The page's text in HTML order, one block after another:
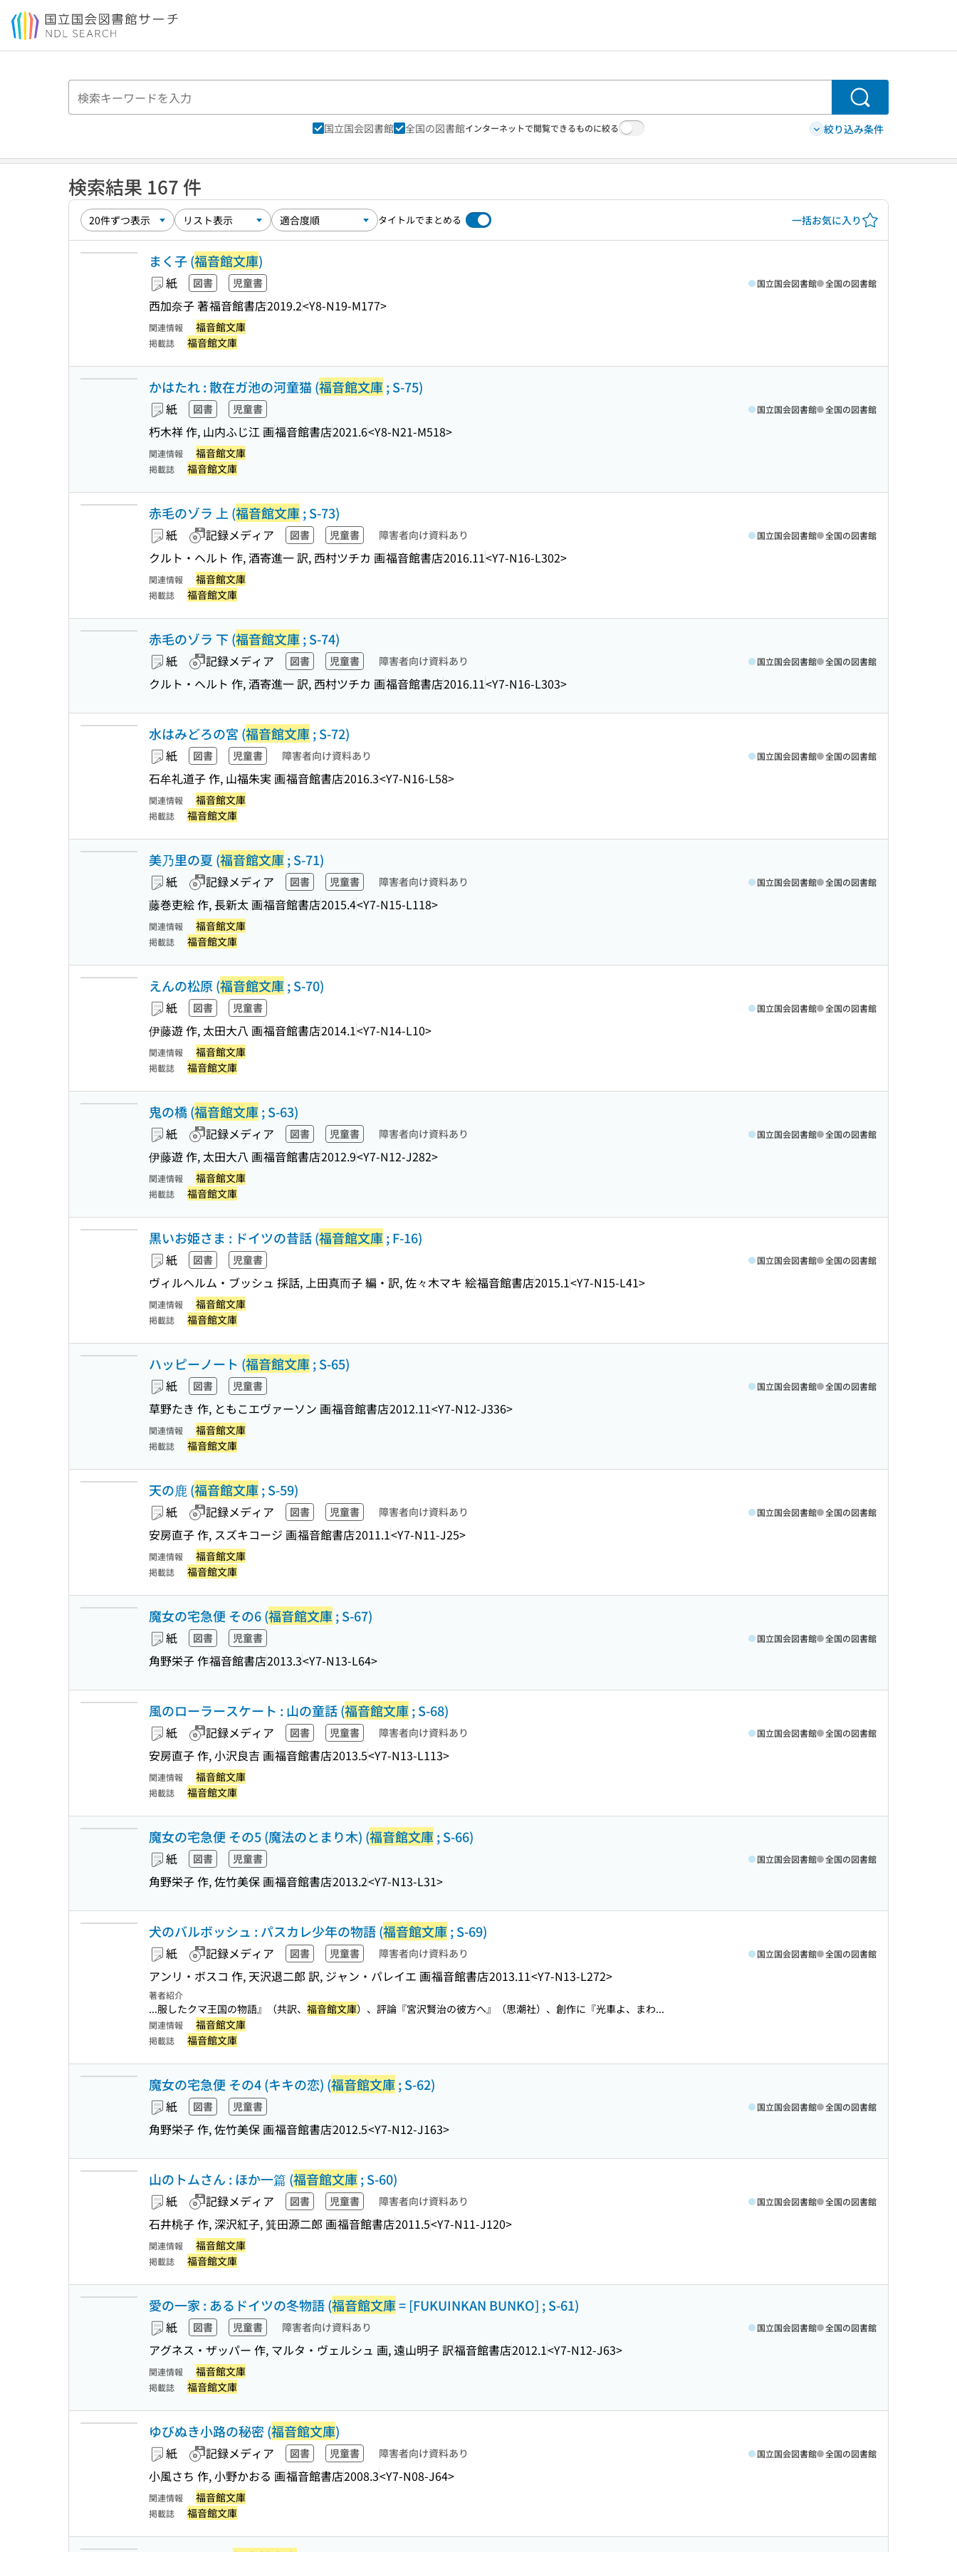
本文へ移動
検索
国立国会図書館 全国の図書館インターネットで閲覧できるものに絞る 絞り込み条件
検索結果 167 件
タイトルでまとめる 一括お気に入り
まく子 (福音館文庫)
紙 図書 児童書
西加奈子 著福音館書店2019.2<Y8-N19-M177>
国立国会図書館 全国の図書館
関連情報 福音館文庫
掲載誌 福音館文庫
かはたれ : 散在ガ池の河童猫 (福音館文庫; S-75)
紙 図書 児童書
朽木祥 作, 山内ふじ江 画福音館書店2021.6<Y8-N21-M518>
国立国会図書館 全国の図書館
関連情報 福音館文庫
掲載誌 福音館文庫
赤毛のゾラ 上 (福音館文庫; S-73)
紙 記録メディア 図書 児童書 障害者向け資料あり
クルト・ヘルト 作, 酒寄進一 訳, 西村ツチカ 画福音館書店2016.11<Y7-N16-L302>
国立国会図書館 全国の図書館
関連情報 福音館文庫
掲載誌 福音館文庫
赤毛のゾラ 下 (福音館文庫; S-74)
紙 記録メディア 図書 児童書 障害者向け資料あり
クルト・ヘルト 作, 酒寄進一 訳, 西村ツチカ 画福音館書店2016.11<Y7-N16-L303>
国立国会図書館 全国の図書館
水はみどろの宮 (福音館文庫; S-72)
紙 図書 児童書 障害者向け資料あり
石牟礼道子 作, 山福朱実 画福音館書店2016.3<Y7-N16-L58>
国立国会図書館 全国の図書館
関連情報 福音館文庫
掲載誌 福音館文庫
美乃里の夏 (福音館文庫; S-71)
紙 記録メディア 図書 児童書 障害者向け資料あり
藤巻吏絵 作, 長新太 画福音館書店2015.4<Y7-N15-L118>
国立国会図書館 全国の図書館
関連情報 福音館文庫
掲載誌 福音館文庫
えんの松原 (福音館文庫; S-70)
紙 図書 児童書
伊藤遊 作, 太田大八 画福音館書店2014.1<Y7-N14-L10>
国立国会図書館 全国の図書館
関連情報 福音館文庫
掲載誌 福音館文庫
鬼の橋 (福音館文庫; S-63)
紙 記録メディア 図書 児童書 障害者向け資料あり
伊藤遊 作, 太田大八 画福音館書店2012.9<Y7-N12-J282>
国立国会図書館 全国の図書館
関連情報 福音館文庫
掲載誌 福音館文庫
黒いお姫さま : ドイツの昔話 (福音館文庫; F-16)
紙 図書 児童書
ヴィルヘルム・ブッシュ 採話, 上田真而子 編・訳, 佐々木マキ 絵福音館書店2015.1<Y7-N15-L41>
国立国会図書館 全国の図書館
関連情報 福音館文庫
掲載誌 福音館文庫
ハッピーノート (福音館文庫; S-65)
紙 図書 児童書
草野たき 作, ともこエヴァーソン 画福音館書店2012.11<Y7-N12-J336>
国立国会図書館 全国の図書館
関連情報 福音館文庫
掲載誌 福音館文庫
天の鹿 (福音館文庫; S-59)
紙 記録メディア 図書 児童書 障害者向け資料あり
安房直子 作, スズキコージ 画福音館書店2011.1<Y7-N11-J25>
国立国会図書館 全国の図書館
関連情報 福音館文庫
掲載誌 福音館文庫
魔女の宅急便 その6 (福音館文庫; S-67)
紙 図書 児童書
角野栄子 作福音館書店2013.3<Y7-N13-L64>
国立国会図書館 全国の図書館
風のローラースケート : 山の童話 (福音館文庫; S-68)
紙 記録メディア 図書 児童書 障害者向け資料あり
安房直子 作, 小沢良吉 画福音館書店2013.5<Y7-N13-L113>
国立国会図書館 全国の図書館
関連情報 福音館文庫
掲載誌 福音館文庫
魔女の宅急便 その5 (魔法のとまり木) (福音館文庫; S-66)
紙 図書 児童書
角野栄子 作, 佐竹美保 画福音館書店2013.2<Y7-N13-L31>
国立国会図書館 全国の図書館
犬のバルボッシュ : パスカレ少年の物語 (福音館文庫; S-69)
紙 記録メディア 図書 児童書 障害者向け資料あり
アンリ・ボスコ 作, 天沢退二郎 訳, ジャン・パレイエ 画福音館書店2013.11<Y7-N13-L272>
国立国会図書館 全国の図書館
著者紹介
...服したクマ王国の物語』（共訳、 福音館文庫）、評論『宮沢賢治の彼方へ』（思潮社）、創作に『光車よ、まわ...
関連情報 福音館文庫
掲載誌 福音館文庫
魔女の宅急便 その4 (キキの恋) (福音館文庫; S-62)
紙 図書 児童書
角野栄子 作, 佐竹美保 画福音館書店2012.5<Y7-N12-J163>
国立国会図書館 全国の図書館
山のトムさん : ほか一篇 (福音館文庫; S-60)
紙 記録メディア 図書 児童書 障害者向け資料あり
石井桃子 作, 深沢紅子, 箕田源二郎 画福音館書店2011.5<Y7-N11-J120>
国立国会図書館 全国の図書館
関連情報 福音館文庫
掲載誌 福音館文庫
愛の一家 : あるドイツの冬物語 (福音館文庫= [FUKUINKAN BUNKO] ; S-61)
紙 図書 児童書 障害者向け資料あり
アグネス・ザッパー 作, マルタ・ヴェルシュ 画, 遠山明子 訳福音館書店2012.1<Y7-N12-J63>
国立国会図書館 全国の図書館
関連情報 福音館文庫
掲載誌 福音館文庫
ゆびぬき小路の秘密 (福音館文庫)
紙 記録メディア 図書 児童書 障害者向け資料あり
小風さち 作, 小野かおる 画福音館書店2008.3<Y7-N08-J64>
国立国会図書館 全国の図書館
関連情報 福音館文庫
掲載誌 福音館文庫